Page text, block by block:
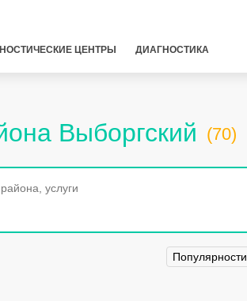
ЦЕНТРЫ ДИАГНОСТИКА
Выборгский (70)
Популярности